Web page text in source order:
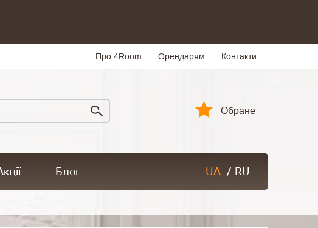
Про 4Room Орендарям Контакти
Обране
Блог UA / RU